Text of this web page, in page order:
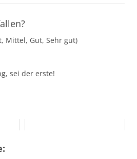
Mittel, Gut, Sehr gut)
sei der erste!